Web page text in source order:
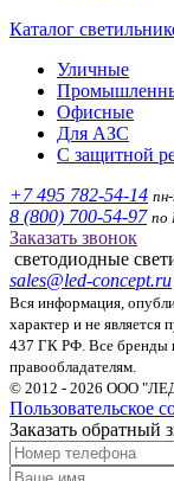
Каталог
Уличные
Офисные
Для АЗС
С защитной
+7 495 782-54-14
8 (800) 700-54-97 по
Заказать звонок
светодиодные
sales@led-concept.ru
Вся информация,
характер и не
437 ГК РФ. Все бренды
правообладателям.
© 2012 - 2026 ООО "ЛЕД
Пользовательское
Заказать обратный